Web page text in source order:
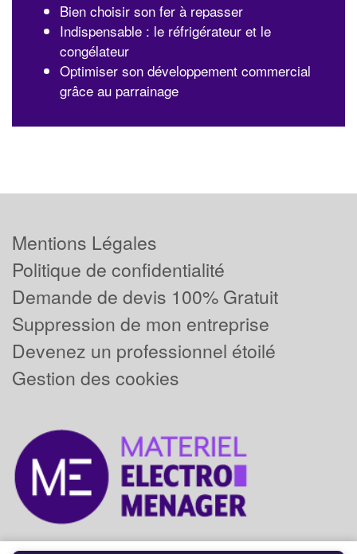
Bien choisir son fer à repasser
Indispensable : le réfrigérateur et le
congélateur
Optimiser son développement commercial
grâce au parrainage
Mentions Légales
Politique de confidentialité
Demande de devis 100% Gratuit
Suppression de mon entreprise
Devenez un professionnel étoilé
Gestion des cookies